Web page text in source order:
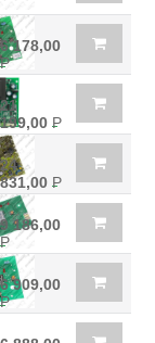
6 178,00
Р
21
199,00 Р
24
831,00 Р
9 186,00
Р
6 909,00
Р